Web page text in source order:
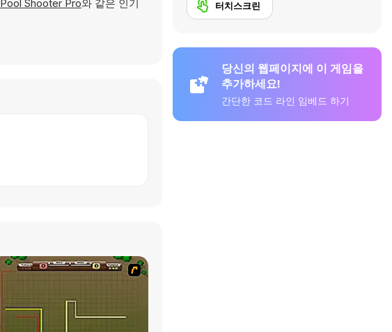
Pool Shooter Pro와 같은 인기
터치스크린
당신의 웹페이지에 이 게임을
추가하세요!
간단한 코드 라인 임베드 하기